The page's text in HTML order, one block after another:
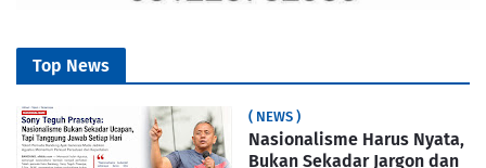
Top News
( NEWS )
Nasionalisme Harus Nyata,
Bukan Sekadar Jargon dan